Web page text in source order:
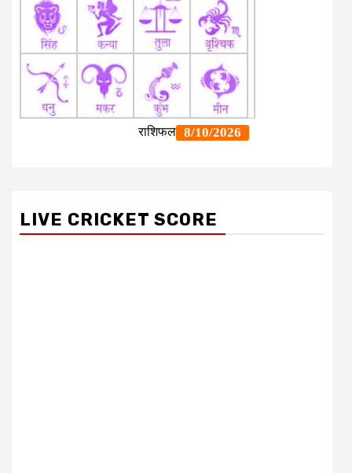
LIVE CRICKET SCORE